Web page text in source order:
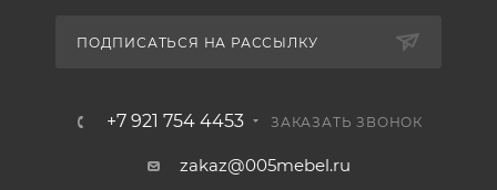
ПОДПИСАТЬСЯ НА РАССЫЛКУ
+7 921 754 4453 ЗАКАЗАТЬ ЗВОНОК
zakaz@005mebel.ru